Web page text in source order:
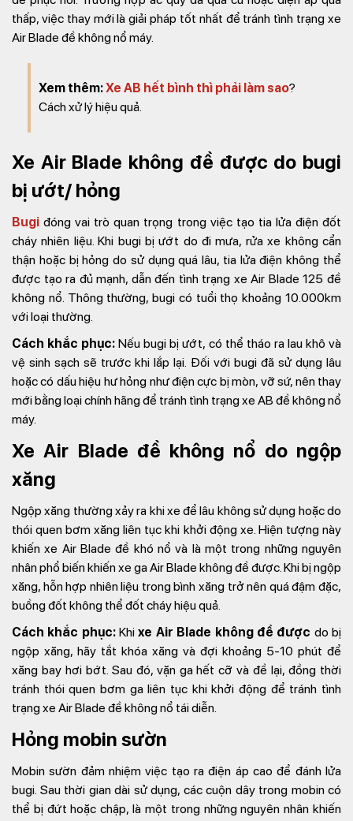
thấp, việc thay mới là giải pháp tốt nhất để tránh tình trạng xe
Air Blade đề không nổ máy.
Xem thêm:Xe AB hết bình thì phải làm sao?
Cách xử lý hiệu quả.
Xe Air Blade không đề được do bugi
bị ướt/ hỏng
Bugi đóng vai trò quan trọng trong việc tạo tia lửa điện đốt
cháy nhiên liệu. Khi bugi bị ướt do đi mưa, rửa xe không cẩn
thận hoặc bị hỏng do sử dụng quá lâu, tia lửa điện không thể
được tạo ra đủ mạnh, dẫn đến tình trạng xe Air Blade 125 đề
không nổ. Thông thường, bugi có tuổi thọ khoảng 10.000km
với loại thường.
Cách khắc phục: Nếu bugi bị ướt, có thể tháo ra lau khô và
vệ sinh sạch sẽ trước khi lắp lại. Đối với bugi đã sử dụng lâu
hoặc có dấu hiệu hư hỏng như điện cực bị mòn, vỡ sứ, nên thay
mới bằng loại chính hãng để tránh tình trạng xe AB đề không nổ
máy.
Xe Air Blade đề không nổ​ do ngộp
xăng
Ngộp xăng thường xảy ra khi xe để lâu không sử dụng hoặc do
thói quen bơm xăng liên tục khi khởi động xe. Hiện tượng này
khiến xe Air Blade đề khó nổ và là một trong những nguyên
nhân phổ biến khiến xe ga Air Blade không đề được. Khi bị ngộp
xăng, hỗn hợp nhiên liệu trong bình xăng trở nên quá đậm đặc,
buồng đốt không thể đốt cháy hiệu quả.
Cách khắc phục:Khixe Air Blade không đề được do bị
ngộp xăng, hãy tắt khóa xăng và đợi khoảng 5-10 phút để
xăng bay hơi bớt. Sau đó, vặn ga hết cỡ và đề lại, đồng thời
tránh thói quen bơm ga liên tục khi khởi động để tránh tình
trạng xe Air Blade đề không nổ tái diễn.
Hỏng mobin sườn
Mobin sườn đảm nhiệm việc tạo ra điện áp cao để đánh lửa
bugi. Sau thời gian dài sử dụng, các cuộn dây trong mobin có
thể bị đứt hoặc chập, là một trong những nguyên nhân khiến